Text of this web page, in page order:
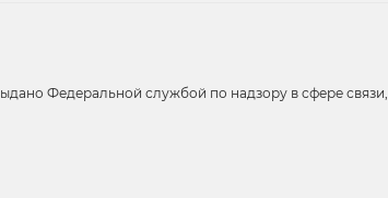
Федеральной службой по надзору в сфере связи,